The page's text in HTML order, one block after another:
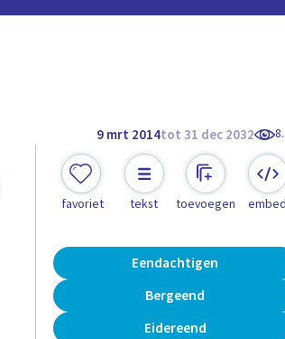
9 mrt 2014tot 31 dec 2032
favoriet tekst toevoegen embed
Eendachtigen
Bergeend
Eidereend